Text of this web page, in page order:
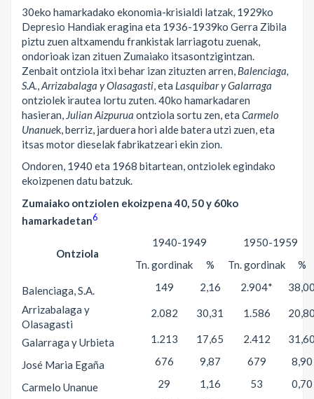
30eko hamarkadako ekonomia-krisialdi latzak, 1929ko
Depresio Handiak eragina eta 1936-1939ko Gerra Zibila
piztu zuen altxamendu frankistak larriagotu zuenak,
ondorioak izan zituen Zumaiako itsasontzigintzan.
Zenbait ontziola itxi behar izan zituzten arren, Balenciaga,
S.A.,Arrizabalaga y Olasagasti, eta Lasquibar y Galarraga
ontziolek irautea lortu zuten. 40ko hamarkadaren
hasieran, Julian Aizpurua ontziola sortu zen, eta Carmelo
Unanuek, berriz, jarduera hori alde batera utzi zuen, eta
itsas motor dieselak fabrikatzeari ekin zion.
Ondoren, 1940 eta 1968 bitartean, ontziolek egindako
ekoizpenen datu batzuk.
Zumaiako ontziolen ekoizpena 40, 50 y 60ko
hamarkadetan6
Ontziola
1940-1949
1950-1959
Tn. gordinak
% Tn. gordinak %
Balenciaga, S.A. 149 2,16 2.904*
Arrizabalaga y
Olasagasti
2.082 30,31 1.586
Galarraga y Urbieta 1.213 17,65 2.412
José Maria Egaña 676 9,87 679 8,90
Carmelo Unanue 29 1,16 53 0,70